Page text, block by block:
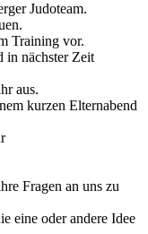
Judoteam.
Training vor.
in nächster Zeit
aus.
kurzen Elternabend
Fragen an uns zu
eine oder andere Idee